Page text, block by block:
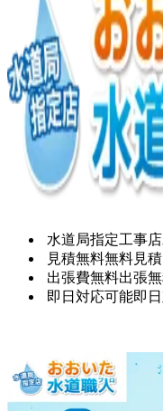
水道局指定工事店
見積無料無料見積
出張費無料出張
即日対応可能即